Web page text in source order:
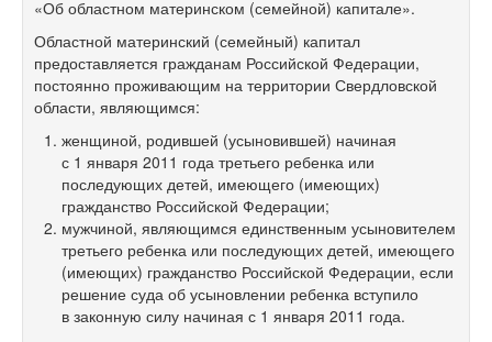
«Об областном материнском (семейной) капитале».
Областной материнский (семейный) капитал
предоставляется гражданам Российской Федерации,
постоянно проживающим на территории Свердловской
области, являющимся:
женщиной, родившей (усыновившей) начиная
с 1 января 2011 года третьего ребенка или
последующих детей, имеющего (имеющих)
гражданство Российской Федерации;
мужчиной, являющимся единственным усыновителем
третьего ребенка или последующих детей, имеющего
(имеющих) гражданство Российской Федерации, если
решение суда об усыновлении ребенка вступило
в законную силу начиная с 1 января 2011 года.